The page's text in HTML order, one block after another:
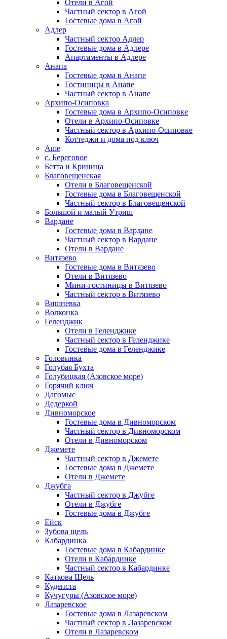
Отели в Агой
Частный сектор в Агой
Гостевые дома в Агой
Адлер
Частный сектор Адлер
Гостевые дома в Адлере
Апартаменты в Адлере
Анапа
Гостевые дома в Анапе
Гостиницы в Анапе
Частный сектор в Анапе
Архипо-Осиповка
Гостевые дома в Архипо-Осиповке
Отели в Архипо-Осиповке
Частный сектор в Архипо-Осиповке
Коттеджи и дома под ключ
Аше
с. Береговое
Бетта и Криница
Благовещенская
Отели в Благовещенской
Гостевые дома в Благовещенской
Частный сектор в Благовещенской
Большой и малый Утриш
Вардане
Гостевые дома в Вардане
Частный сектор в Вардане
Отели в Вардане
Витязево
Гостевые дома в Витязево
Отели в Витязево
Мини-гостиницы в Витязево
Частный сектор в Витязево
Вишневка
Волконка
Геленджик
Отели в Геленджике
Частный сектор в Геленджике
Гостевые дома в Геленджике
Головинка
Голубая Бухта
Голубицкая (Азовское море)
Горячий ключ
Дагомыс
Дедеркой
Дивноморское
Гостевые дома в Дивноморском
Частный сектор в Дивноморском
Отели в Дивноморском
Джемете
Частный сектор в Джемете
Гостевые дома в Джемете
Отели в Джемете
Джубга
Частный сектор в Джубге
Отели в Джубге
Гостевые дома в Джубге
Ейск
Зубова щель
Кабардинка
Гостевые дома в Кабардинке
Отели в Кабардинке
Частный сектор в Кабардинке
Каткова Щель
Кудепста
Кучугуры (Азовское море)
Лазаревское
Гостевые дома в Лазаревском
Частный сектор в Лазаревском
Отели в Лазаревском